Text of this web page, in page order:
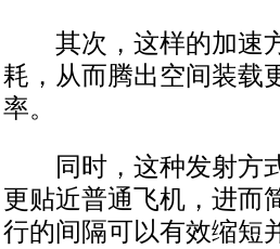
其次，这样的加速方
耗，从而腾出空间装载
率。
同时，这种发射方式
更贴近普通飞机，进而
行的间隔可以有效缩短